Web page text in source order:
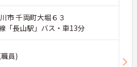
市 千両町大堀６３
「長山駅」バス・車13分
員)